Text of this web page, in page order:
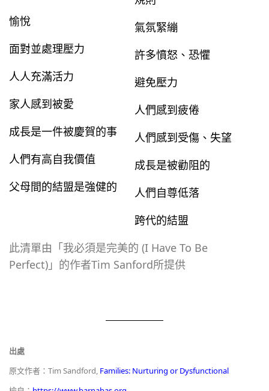
愉悅
面對並處理壓力
人人充滿活力
家人感到被愛
成長是一件被慶賀的事
人們有高自我價值
父母間的結盟是強健的
氣氛緊繃
許多憤怒、恐懼
避免壓力
人們感到疲倦
人們感到受傷、失望
成長是被勸阻的
人們自尊低落
跨代的結盟
此清單由「我必須是完美的 (I Have To Be
Perfect)」的作者Tim Sanford所提供
出處
原文作者：Tim Sandford, Families: Nurturing or Dysfunctional